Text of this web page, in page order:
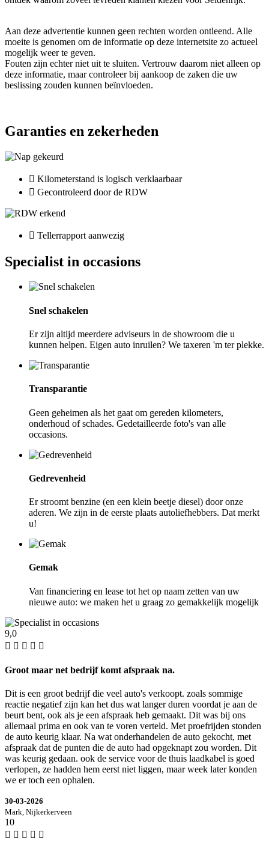
Aan deze advertentie kunnen geen rechten worden ontleend. Alle
moeite is genomen om de informatie op deze internetsite zo actueel
mogelijk weer te geven.
Fouten zijn echter niet uit te sluiten. Vertrouw daarom niet alleen op
deze informatie, maar controleer bij aankoop de zaken die uw
beslissing zouden kunnen beïnvloeden.
Garanties en zekerheden
Kilometerstand is logisch verklaarbaar
Gecontroleerd door de RDW
Tellerrapport aanwezig
Specialist in occasions
Snel schakelen
Er zijn altijd meerdere adviseurs in de showroom die u
kunnen helpen. Eigen auto inruilen? We taxeren 'm ter plekke.
Transparantie
Geen geheimen als het gaat om gereden kilometers,
onderhoud of schades. Gedetailleerde foto's van alle
occasions.
Gedrevenheid
Er stroomt benzine (en een klein beetje diesel) door onze
aderen. We zijn in de eerste plaats autoliefhebbers. Dat merkt
u!
Gemak
Van financiering en lease tot het op naam zetten van uw
nieuwe auto: we maken het u graag zo gemakkelijk mogelijk
9,0
Groot maar net bedrijf komt afspraak na.
Dit is een groot bedrijf die veel auto's verkoopt. zoals sommige
reactie negatief zijn kan het dus wat langer duren voordat je aan de
beurt bent, ook als je een afspraak heb gemaakt. Dit was bij ons
allemaal prima en ook van te voren verteld. Met proefrijden stonden
de auto keurig klaar. Na wat onderhandelen de auto gekocht, met
afspraak dat de punten die de auto had opgeknapt zou worden. Dit
was keurig gedaan. ook de service voor de thuis laadkabel is goed
verlopen, ze hadden hem eerst niet liggen, maar week later konden
we er toch een ophalen.
30-03-2026
Mark, Nijkerkerveen
10